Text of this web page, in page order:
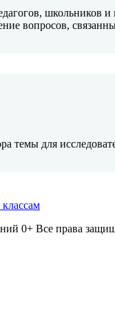
школьников и
вопросов,
темы для
0+ Все права